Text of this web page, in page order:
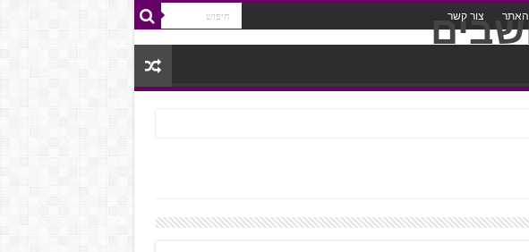
האתר צור קשר